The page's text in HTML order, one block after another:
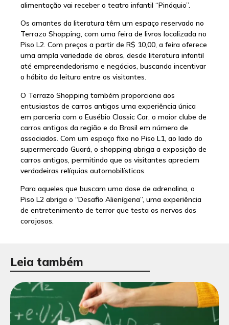
alimentação vai receber o teatro infantil “Pinóquio”.
Os amantes da literatura têm um espaço reservado no
Terrazo Shopping, com uma feira de livros localizada no
Piso L2. Com preços a partir de R$ 10,00, a feira oferece
uma ampla variedade de obras, desde literatura infantil
até empreendedorismo e negócios, buscando incentivar
o hábito da leitura entre os visitantes.
O Terrazo Shopping também proporciona aos
entusiastas de carros antigos uma experiência única
em parceria com o Eusébio Classic Car, o maior clube de
carros antigos da região e do Brasil em número de
associados. Com um espaço fixo no Piso L1, ao lado do
supermercado Guará, o shopping abriga a exposição de
carros antigos, permitindo que os visitantes apreciem
verdadeiras relíquias automobilísticas.
Para aqueles que buscam uma dose de adrenalina, o
Piso L2 abriga o “Desafio Alienígena”, uma experiência
de entretenimento de terror que testa os nervos dos
corajosos.
Leia também